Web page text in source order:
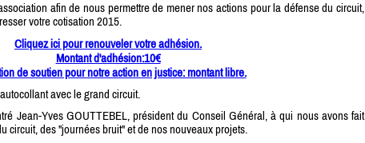
afin de nous permettre de mener nos actions pour la défense du circuit,
votre cotisation 2015.
Cliquez ici pour renouveler votre adhésion.
Montant d'adhésion:10€
de soutien pour notre action en justice: montant libre.
avec le grand circuit.
Jean-Yves GOUTTEBEL, président du Conseil Général, à qui nous avons fait
circuit, des "journées bruit" et de nos nouveaux projets.